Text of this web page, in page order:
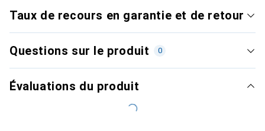
Taux de recours en garantie et de retour
Questions sur le produit 0
Évaluations du produit